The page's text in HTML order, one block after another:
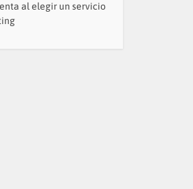
al elegir un servicio